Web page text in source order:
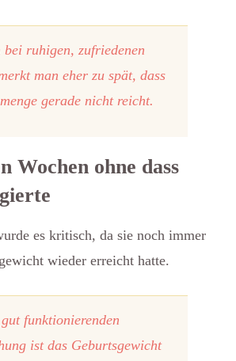
bei ruhigen, zufriedenen
man eher zu spät, dass
gerade nicht reicht.
Wochen ohne dass
es kritisch, da sie noch immer
wieder erreicht hatte.
funktionierenden
ist das Geburtsgewicht